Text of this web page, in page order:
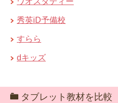
秀英iD予備校
すらら
dキッズ
タブレット教材を比較